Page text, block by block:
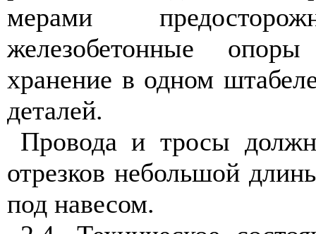
мерами
железобетонные
хранение в одном
деталей.
Провода и тросы
отрезков небольшой
под навесом.